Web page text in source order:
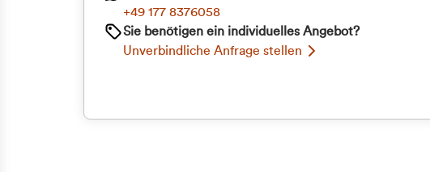
+49 177 8376058
Sie benötigen ein individuelles Angebot?
Unverbindliche Anfrage stellen